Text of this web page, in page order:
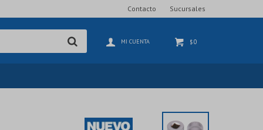
$0
Contacto Sucursales